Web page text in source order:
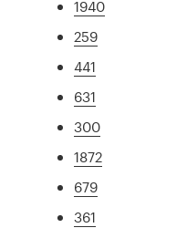
1940
259
441
631
300
1872
679
361